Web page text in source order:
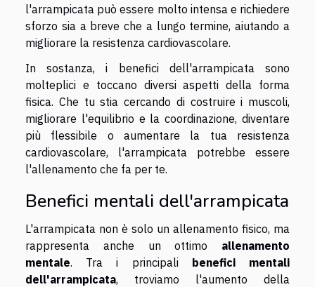
l'arrampicata può essere molto intensa e richiedere
sforzo sia a breve che a lungo termine, aiutando a
migliorare la resistenza cardiovascolare.
In sostanza, i benefici dell'arrampicata sono
molteplici e toccano diversi aspetti della forma
fisica. Che tu stia cercando di costruire i muscoli,
migliorare l'equilibrio e la coordinazione, diventare
più flessibile o aumentare la tua resistenza
cardiovascolare, l'arrampicata potrebbe essere
l'allenamento che fa per te.
Benefici mentali dell'arrampicata
L'arrampicata non è solo un allenamento fisico, ma
rappresenta anche un ottimo allenamento
mentale. Tra i principali benefici mentali
dell'arrampicata, troviamo l'aumento della